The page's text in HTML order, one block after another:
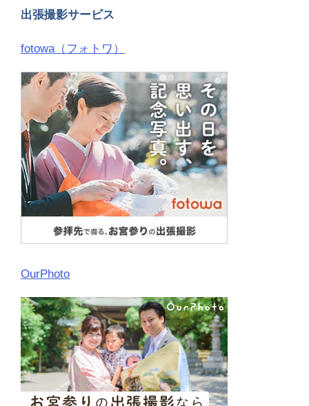
出張撮影サービス
fotowa（フォトワ）
OurPhoto